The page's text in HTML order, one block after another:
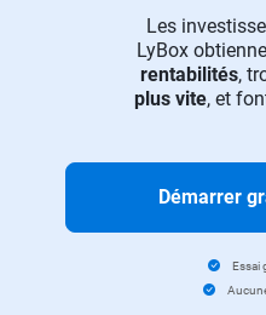
Les
LyBox
rentabilités,
plus vite, et
Démarrer
Essai